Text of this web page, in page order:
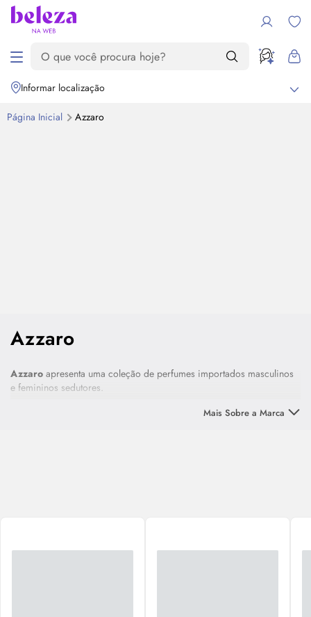
Informar localização
Página Inicial Azzaro
Azzaro
Azzaro apresenta uma coleção de perfumes importados masculinos
e femininos sedutores.
A marca Azzaro foi criada à imagem e semelhança de seu fundador,
Mais Sobre a Marca